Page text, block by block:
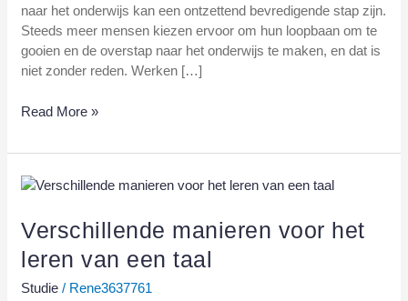
naar het onderwijs kan een ontzettend bevredigende stap zijn.
Steeds meer mensen kiezen ervoor om hun loopbaan om te
gooien en de overstap naar het onderwijs te maken, en dat is
niet zonder reden. Werken […]
Read More »
Verschillende manieren voor het
leren van een taal
Studie / Rene3637761
Verschillende
voor
het
leren
van